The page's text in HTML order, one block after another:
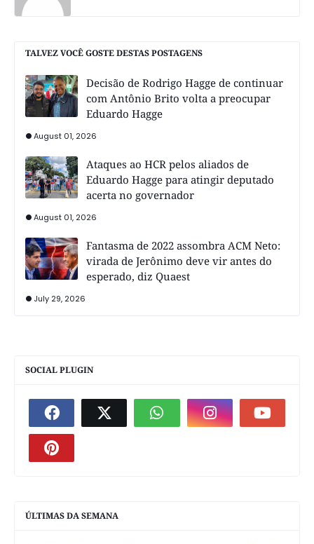
TALVEZ VOCÊ GOSTE DESTAS POSTAGENS
Decisão de Rodrigo Hagge de continuar
com Antônio Brito volta a preocupar
Eduardo Hagge
August 01, 2026
Ataques ao HCR pelos aliados de
Eduardo Hagge para atingir deputado
acerta no governador
August 01, 2026
Fantasma de 2022 assombra ACM Neto:
virada de Jerônimo deve vir antes do
esperado, diz Quaest
July 29, 2026
SOCIAL PLUGIN
ÚLTIMAS DA SEMANA